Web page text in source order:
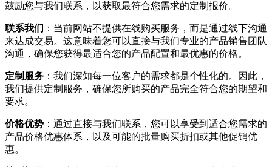
鼓励您与我们联系，以获取最符合您需求的定制报价。
联系我们 ：当前网站不提供在线购买服务，而是通过线下沟通
来达成交易。这意味着您可以直接与我们专业的产品销售团队
沟通，确保您获得最适合您的产品配置和最优惠的价格。
定制服务 ：我们深知每一位客户的需求都是个性化的。因此，
我们提供定制服务，确保您所购买的产品完全符合您的期望和
要求。
价格优势 ：通过直接与我们联系，您可以享受到适合您需求的
产品价格优惠体系，以及可能的批量购买折扣或其他促销优
惠。